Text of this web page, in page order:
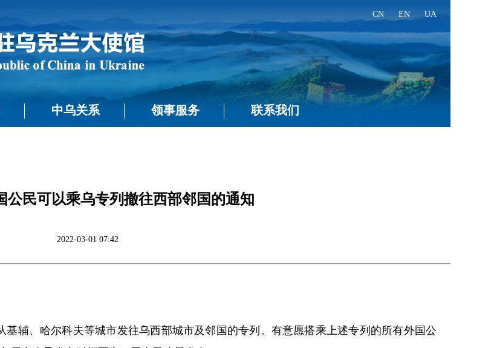
CN EN UA
中乌关系 领事服务 联系我们
公民可以乘乌专列撤往西部邻国的通知
2022-03-01 07:42
基辅、哈尔科夫等城市发往乌西部城市及邻国的专列。有意愿搭乘上述专列的所有外国公